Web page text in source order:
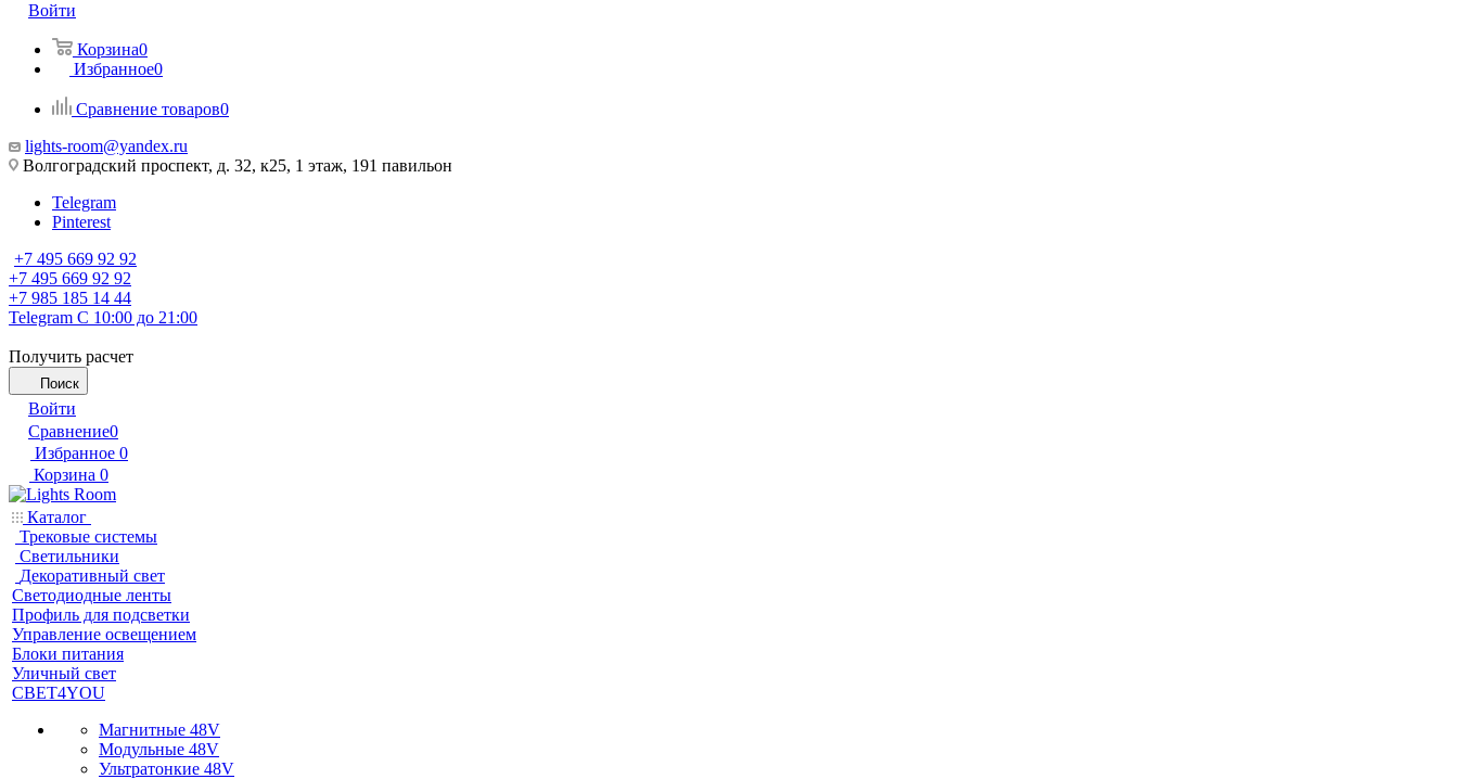
Войти
Корзина0
Избранное0
Сравнение товаров0
lights-room@yandex.ru
Волгоградский проспект, д. 32, к25, 1 этаж, 191 павильон
Telegram
Pinterest
+7 495 669 92 92
+7 495 669 92 92
+7 985 185 14 44
Telegram С 10:00 до 21:00
Получить расчет
Поиск
Войти
Сравнение0
Избранное 0
Корзина 0
Каталог
Трековые системы
Светильники
Декоративный свет
Светодиодные ленты
Профиль для подсветки
Управление освещением
Блоки питания
Уличный свет
СВЕТ4YOU
Магнитные 48V
Модульные 48V
Ультратонкие 48V